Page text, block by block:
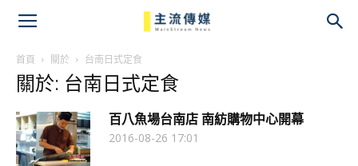
首頁 關於 台南日式定食
關於: 台南日式定食
百八魚場台南店 南紡購物中心開幕
2016-08-26 17:01